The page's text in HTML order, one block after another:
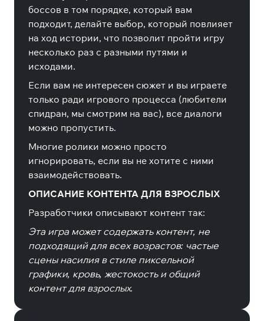
боссов в том порядке, который вам
подходит, делайте выбор, который повлияет
на ход истории, что позволит пройти игру
несколько раз с разными путями и
исходами.
Если вам не интересен сюжет и вы играете
только ради игрового процесса (любители
спидран, мы смотрим на вас), все диалоги
можно пропустить.
Многие ролики можно просто
игнорировать, если вы не хотите с ними
взаимодействовать.
ОПИСАНИЕ КОНТЕНТА ДЛЯ ВЗРОСЛЫХ
Разработчики описывают контент так:
Эта игра может содержать контент, не
подходящий для всех возрастов: частые
сцены насилия в стиле пиксельной
графики, кровь, жестокость и общий
контент для взрослых.